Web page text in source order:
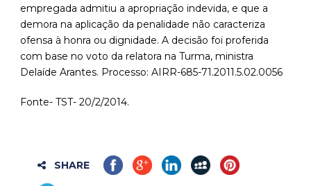
empregada admitiu a apropriação indevida, e que a
demora na aplicação da penalidade não caracteriza
ofensa à honra ou dignidade. A decisão foi proferida
com base no voto da relatora na Turma, ministra
Delaíde Arantes. Processo: AIRR-685-71.2011.5.02.0056
Fonte- TST- 20/2/2014.
SHARE